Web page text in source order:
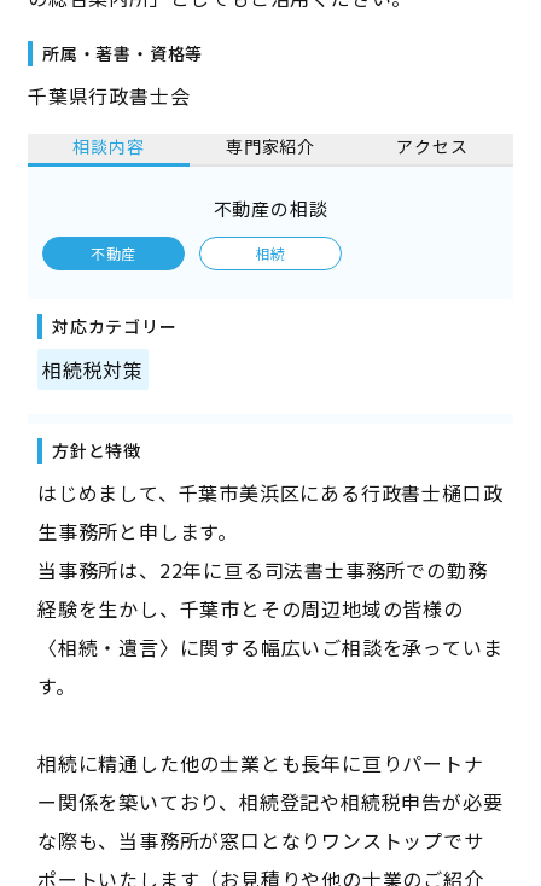
所属・著書・資格等
千葉県行政書士会
相談内容 専門家紹介 アクセス
不動産の相談
不動産 相続
対応カテゴリー
相続税対策
方針と特徴
はじめまして、千葉市美浜区にある行政書士樋口政
生事務所と申します。
当事務所は、22年に亘る司法書士事務所での勤務
経験を生かし、千葉市とその周辺地域の皆様の
〈相続・遺言〉に関する幅広いご相談を承っていま
す。
相続に精通した他の士業とも長年に亘りパートナ
ー関係を築いており、相続登記や相続税申告が必要
な際も、当事務所が窓口となりワンストップでサ
ポートいたします（お見積りや他の士業のご紹介